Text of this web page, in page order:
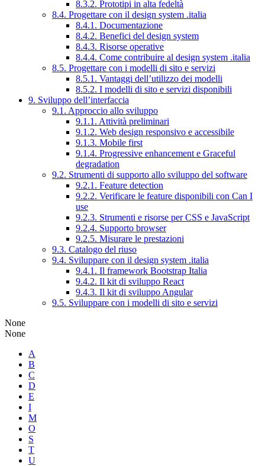
8.3.2. Prototipi in alta fedeltà
8.4. Progettare con il design system .italia
8.4.1. Documentazione
8.4.2. Benefici del design system
8.4.3. Risorse operative
8.4.4. Come contribuire al design system .italia
8.5. Progettare con i modelli di sito e servizi
8.5.1. Vantaggi dell’utilizzo dei modelli
8.5.2. I modelli di sito e servizi disponibili
9. Sviluppo dell’interfaccia
9.1. Approccio allo sviluppo
9.1.1. Attività preliminari
9.1.2. Web design responsivo e accessibile
9.1.3. Mobile first
9.1.4. Progressive enhancement e Graceful
degradation
9.2. Strumenti di supporto allo sviluppo del software
9.2.1. Feature detection
9.2.2. Verificare le feature disponibili con Can I
use
9.2.3. Strumenti e risorse per CSS e JavaScript
9.2.4. Supporto browser
9.2.5. Misurare le prestazioni
9.3. Catalogo del riuso
9.4. Sviluppare con il design system .italia
9.4.1. Il framework Bootstrap Italia
9.4.2. Il kit di sviluppo React
9.4.3. Il kit di sviluppo Angular
9.5. Sviluppare con i modelli di sito e servizi
None
None
A
B
C
D
E
I
M
O
S
T
U